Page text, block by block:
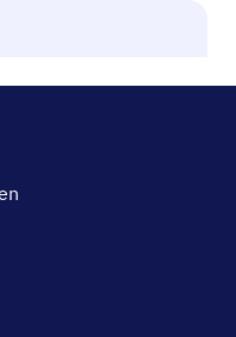
fenêtre)
fenêtre)
fenêtre)